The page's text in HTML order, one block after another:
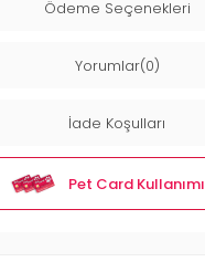
Ödeme Seçenekleri
Yorumlar(0)
İade Koşulları
Pet Card Kullanımı